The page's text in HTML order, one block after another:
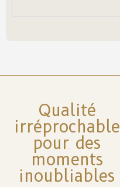
Qualité
irréprochable
pour des
moments
inoubliables